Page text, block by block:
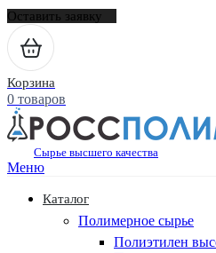
Оставить заявку
Корзина
0 товаров
Сырье высшего качества
Меню
Каталог
Полимерное сырье
Полиэтилен